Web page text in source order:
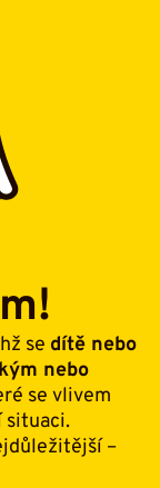
se dítě nebo
nebo
se vlivem
situaci.
–